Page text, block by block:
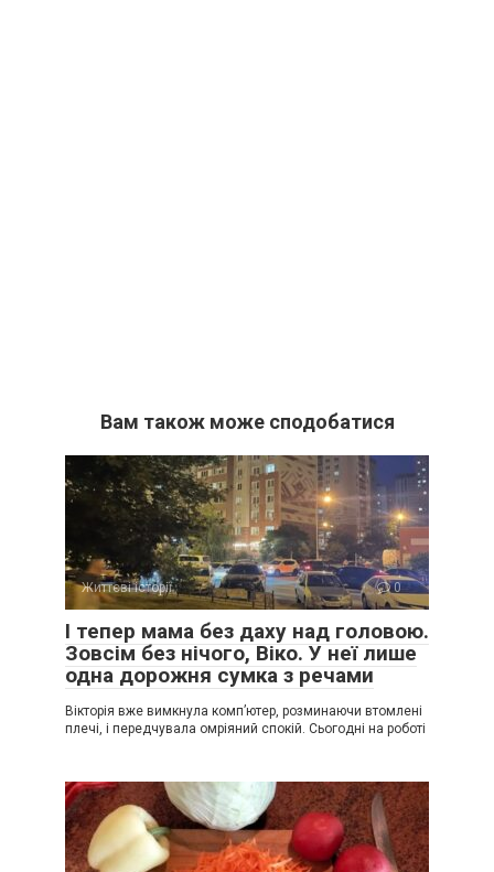
Вам також може сподобатися
Життєві історії 0
І тепер мама без даху над головою.
Зовсім без нічого, Віко. У неї лише
одна дорожня сумка з речами
Вікторія вже вимкнула комп’ютер, розминаючи втомлені
плечі, і передчувала омріяний спокій. Сьогодні на роботі